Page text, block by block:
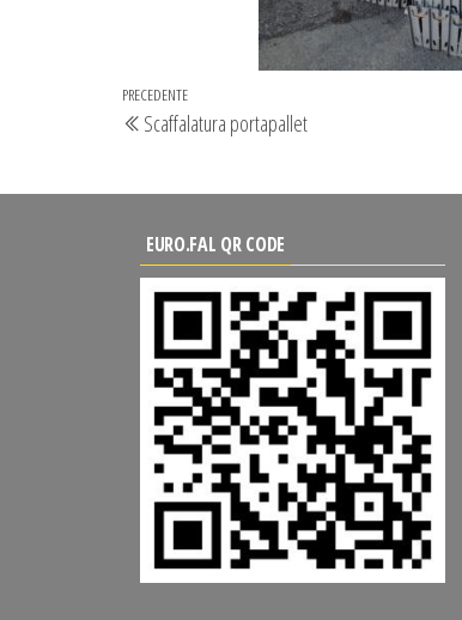
Navigazione
articoli
Articolo
precedente
PRECEDENTE
Scaffalatura portapallet
EURO.FAL QR CODE